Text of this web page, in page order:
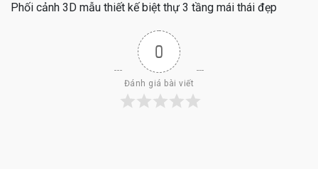
Phối cảnh 3D mẫu thiết kế biệt thự 3 tầng mái thái đẹp
0
Đánh giá bài viết